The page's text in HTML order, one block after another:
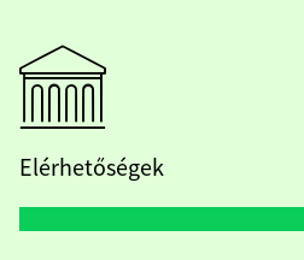
Elérhetőségek